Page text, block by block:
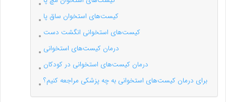
کیست‌های استخوان ساق پا
کیست‌های استخوانی انگشت دست
درمان کیست‌های استخوانی
درمان کیست‌های استخوانی در کودکان
برای درمان کیست‌های استخوانی به چه پزشکی مراجعه کنیم؟